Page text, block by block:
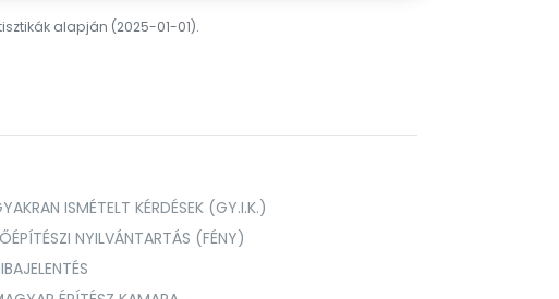
alapján (2025-01-01).
ISMÉTELT KÉRDÉSEK (GY.I.K.)
NYILVÁNTARTÁS (FÉNY)